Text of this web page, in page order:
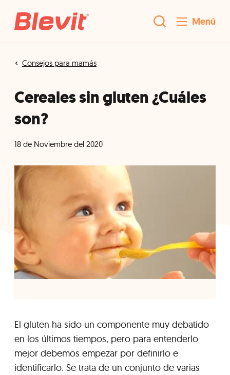
Menú
Consejos para mamás
Cereales sin gluten ¿Cuáles
son?
18 de Noviembre del 2020
El gluten ha sido un componente muy debatido
en los últimos tiempos, pero para entenderlo
mejor debemos empezar por definirlo e
identificarlo. Se trata de un conjunto de varias